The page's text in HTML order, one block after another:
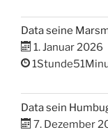
Data seine
1. Januar 2026
Data sein
7. Dezember